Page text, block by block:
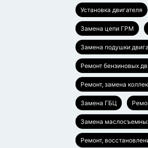
Установка двигателя
Замена цепи ГРМ
Замена подушки
Ремонт бензиновых
Ремонт, замена
Замена ГБЦ
Замена
Ремонт,